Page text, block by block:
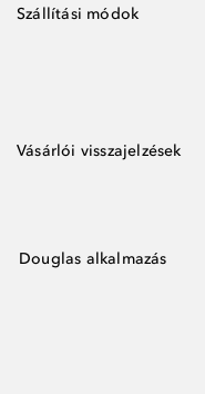
Szállítási módok
Vásárlói visszajelzések
Douglas alkalmazás